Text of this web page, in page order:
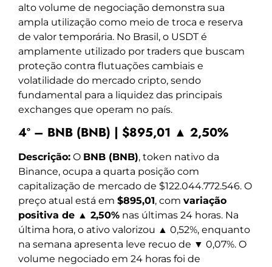
alto volume de negociação demonstra sua
ampla utilização como meio de troca e reserva
de valor temporária. No Brasil, o USDT é
amplamente utilizado por traders que buscam
proteção contra flutuações cambiais e
volatilidade do mercado cripto, sendo
fundamental para a liquidez das principais
exchanges que operam no país.
4º – BNB (BNB) | $895,01 ▲ 2,50%
Descrição: O BNB (BNB), token nativo da
Binance, ocupa a quarta posição com
capitalização de mercado de $122.044.772.546. O
preço atual está em $895,01, com variação
positiva de ▲ 2,50% nas últimas 24 horas. Na
última hora, o ativo valorizou ▲ 0,52%, enquanto
na semana apresenta leve recuo de ▼ 0,07%. O
volume negociado em 24 horas foi de